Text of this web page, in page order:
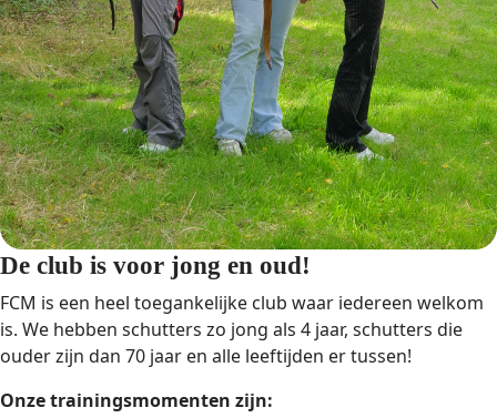
De club is voor jong en oud!
FCM is een heel toegankelijke club waar iedereen welkom
is. We hebben schutters zo jong als 4 jaar, schutters die
ouder zijn dan 70 jaar en alle leeftijden er tussen!
Onze trainingsmomenten zijn: